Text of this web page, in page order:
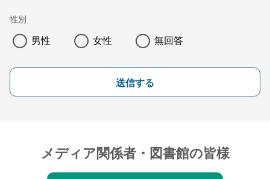
性別
男性 女性 無回答
送信する
メディア関係者・図書館の皆様